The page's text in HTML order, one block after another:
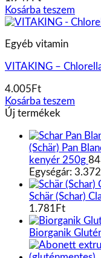
Kosárba teszem
Egyéb vitamin
VITAKING –
4.005 Ft
Kosárba teszem
Új termékek
(Schär) Pan
kenyér 250g
Egységár: 3.372
Schär (Schar)
1.781 Ft
Biorganik